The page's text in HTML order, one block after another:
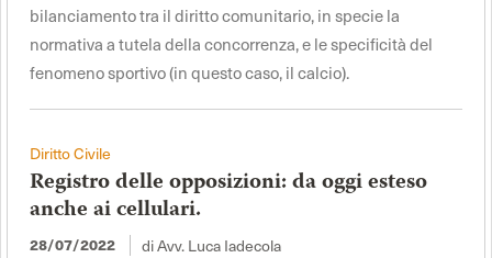
bilanciamento tra il diritto comunitario, in specie la
normativa a tutela della concorrenza, e le specificità del
fenomeno sportivo (in questo caso, il calcio).
Diritto Civile
Registro delle opposizioni: da oggi esteso
anche ai cellulari.
28/07/2022 di Avv. Luca Iadecola